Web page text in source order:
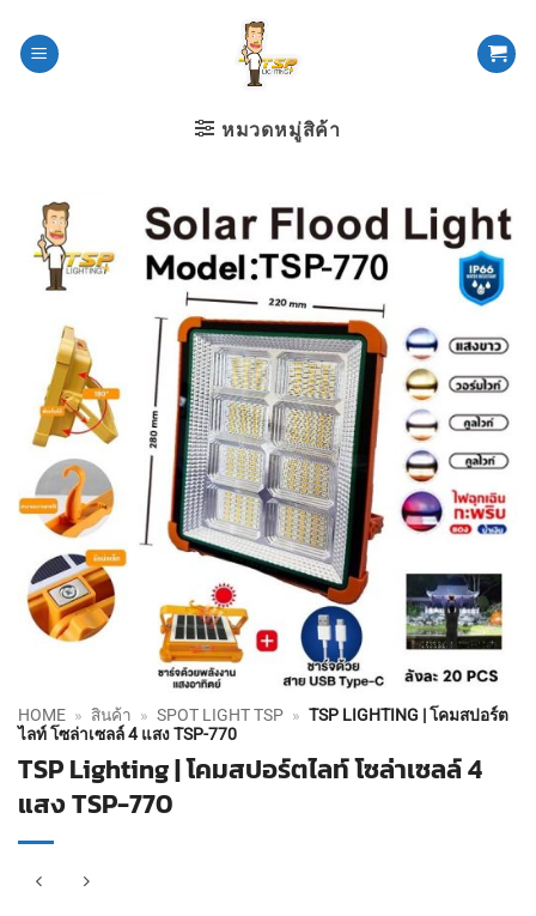
หมวดหมู่สิค้า
HOME » สินค้า » SPOT LIGHT TSP » TSP LIGHTING | โคมสปอร์ต
ไลท์ โซล่าเซลล์ 4 แสง TSP-770
TSP Lighting | โคมสปอร์ตไลท์ โซล่าเซลล์ 4
แสง TSP-770